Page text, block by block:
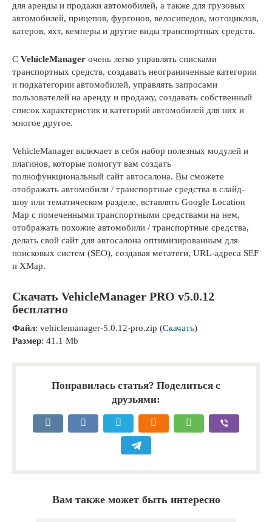
для аренды и продажи автомобилей, а также для грузовых
автомобилей, прицепов, фургонов, велосипедов, мотоциклов,
катеров, яхт, кемперы и другие виды транспортных средств.
С VehicleManager очень легко управлять списками
транспортных средств, создавать неограниченные категории
и подкатегории автомобилей, управлять запросами
пользователей на аренду и продажу, создавать собственный
список характеристик и категорий автомобилей для них и
многое другое.
VehicleManager включает в себя набор полезных модулей и
плагинов, которые помогут вам создать
полнофункциональный сайт автосалона. Вы сможете
отображать автомобили / транспортные средства в слайд-
шоу или тематическом разделе, вставлять Google Location
Map с помеченными транспортными средствами на нем,
отображать похожие автомобили / транспортные средства,
делать свой сайт для автосалона оптимизированным для
поисковых систем (SEO), создавая метатеги, URL-адреса SEF
и XMap.
Скачать VehicleManager PRO v5.0.12
бесплатно
Файл: vehiclemanager-5.0.12-pro.zip (Скачать)
Размер: 41.1 Mb
Понравилась статья? Поделиться с
друзьями:
Вам также может быть интересно